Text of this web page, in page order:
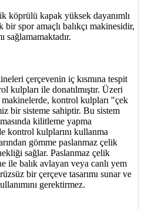
köprülü kapak yüksek dayanımlı
spor amaçlı balıkçı makinesidir,
sağlamamaktadır.
çerçevenin iç kısmına tespit
kulpları ile donatılmıştır. Üzeri
makinelerde, kontrol kulpları "çek
bir sisteme sahiptir. Bu sistem
kilitleme yapma
kontrol kulplarını kullanma
gömme paslanmaz çelik
sağlar. Paslanmaz çelik
ile balık avlayan veya canlı yem
bir çerçeve tasarımı sunar ve
gerektirmez.